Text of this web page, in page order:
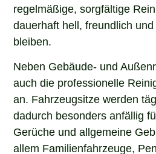
regelmäßige, sorgfältige
dauerhaft hell, freundlich
bleiben.
Neben Gebäude- und
auch die professionelle
an. Fahrzeugsitze werden
dadurch besonders anfällig
Gerüche und allgemeine
allem Familienfahrzeuge,